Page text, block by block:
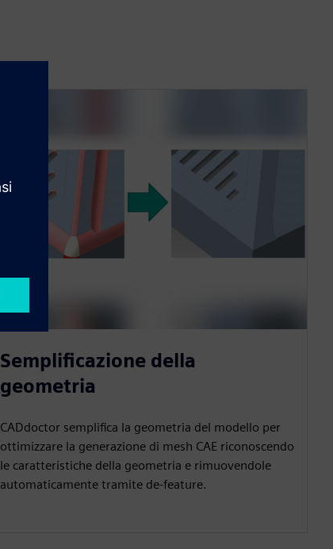
Semplificazione della
geometria
CADdoctor semplifica la geometria del modello per
ottimizzare la generazione di mesh CAE riconoscendo
le caratteristiche della geometria e rimuovendole
automaticamente tramite de-feature.